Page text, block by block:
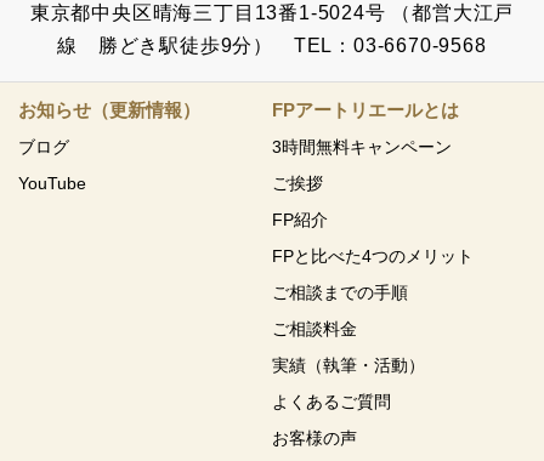
東京都中央区晴海三丁目13番1-5024号 （都営大江戸
線 勝どき駅徒歩9分） TEL：03-6670-9568
お知らせ（更新情報）
ブログ
YouTube
FPアートリエールとは
3時間無料キャンペーン
ご挨拶
FP紹介
FPと比べた4つのメリット
ご相談までの手順
ご相談料金
実績（執筆・活動）
よくあるご質問
お客様の声